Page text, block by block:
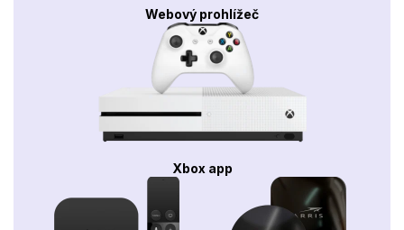
Webový prohlížeč
Xbox app